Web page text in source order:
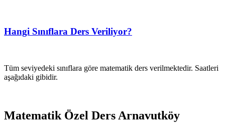
Hangi Sınıflara Ders Veriliyor?
Tüm seviyedeki sınıflara göre matematik ders verilmektedir. Saatleri
aşağıdaki gibidir.
Matematik Özel Ders Arnavutköy